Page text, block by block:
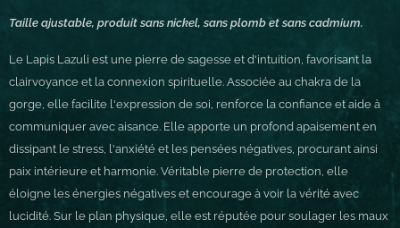
Taille ajustable, produit sans nickel, sans plomb et sans cadmium.
Le Lapis Lazuli est une pierre de sagesse et d'intuition, favorisant la
clairvoyance et la connexion spirituelle. Associée au chakra de la
gorge, elle facilite l'expression de soi, renforce la confiance et aide à
communiquer avec aisance. Elle apporte un profond apaisement en
dissipant le stress, l'anxiété et les pensées négatives, procurant ainsi
paix intérieure et harmonie. Véritable pierre de protection, elle
éloigne les énergies négatives et encourage à voir la vérité avec
lucidité. Sur le plan physique, elle est réputée pour soulager les maux